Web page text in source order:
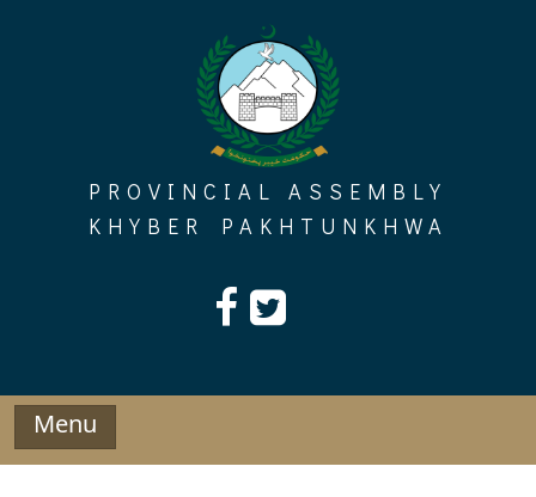
PROVINCIAL ASSEMBLY
KHYBER PAKHTUNKHWA
Menu